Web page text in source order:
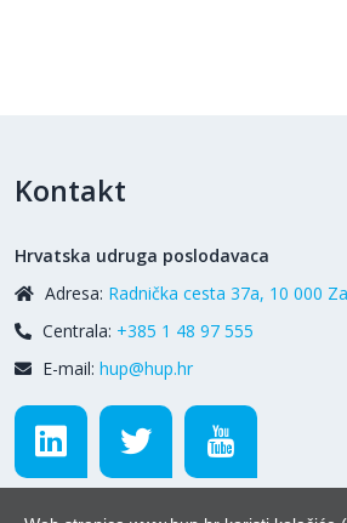
Kontakt
Hrvatska udruga poslodavaca
Adresa: Radnička cesta 37a, 10 000
Centrala: +385 1 48 97 555
E-mail: hup@hup.hr